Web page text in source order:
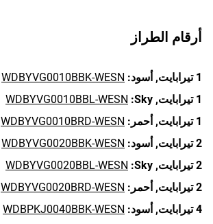
أرقام الطراز
1 تيرابايت, أسود: WDBYVG0010BBK-WESN
1 تيرابايت,
Sky:
WDBYVG0010BBL-WESN
1 تيرابايت,
أحمر: WDBYVG0010BRD-WESN
2 تيرابايت,
أسود: WDBYVG0020BBK-WESN
2 تيرابايت,
Sky:
WDBYVG0020BBL-WESN
2 تيرابايت,
أحمر: WDBYVG0020BRD-WESN
4 تيرابايت,
أسود: WDBPKJ0040BBK-WESN